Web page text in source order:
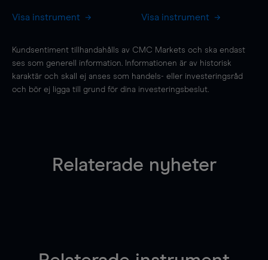
Visa instrument Visa instrument
Kundsentiment tillhandahålls av CMC Markets och ska endast
ses som generell information. Informationen är av historisk
karaktär och skall ej anses som handels- eller investeringsråd
och bör ej ligga till grund för dina investeringsbeslut.
Relaterade nyheter